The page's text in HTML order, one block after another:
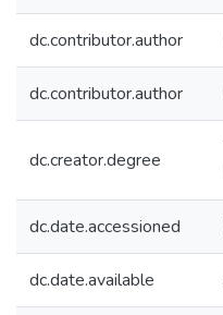
dc.contributor.author
dc.contributor.author
dc.creator.degree
dc.date.accessioned
dc.date.available